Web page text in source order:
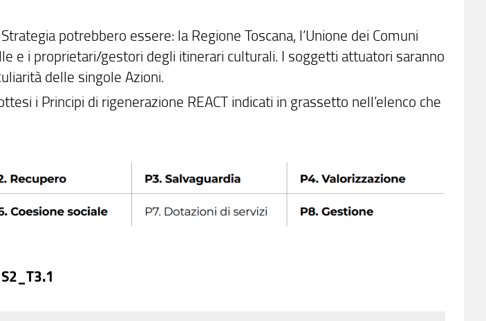
potrebbero essere: la Regione Toscana, l’Unione dei Comuni
e i proprietari/gestori degli itinerari culturali. I soggetti attuatori saranno
delle singole Azioni.
i Principi di rigenerazione REACT indicati in grassetto nell’elenco che